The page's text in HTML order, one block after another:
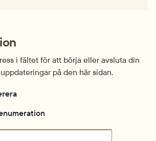
i fältet för att börja eller avsluta din
på den här sidan.